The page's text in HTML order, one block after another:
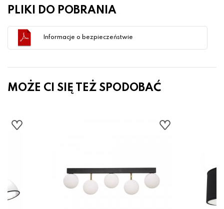
PLIKI DO POBRANIA
Informacje o bezpieczeństwie
MOŻE CI SIĘ TEŻ SPODOBAĆ